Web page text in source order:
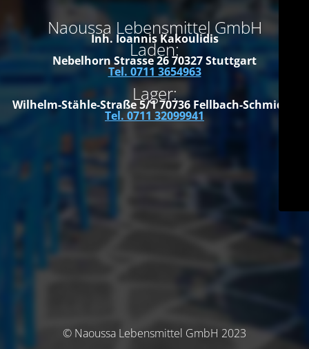
Naoussa Lebensmittel GmbH
Inh. Ioannis Kakoulidis
Laden:
Nebelhorn Strasse 2670327 Stuttgart
Tel. 0711 3654963
Lager:
Wilhelm-Stähle-Straße 5/1 70736 Fellbach-Schmiden
Tel. 0711 32099941
© Naoussa Lebensmittel GmbH 2023